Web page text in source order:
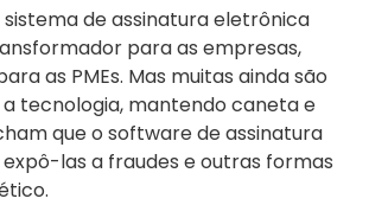
de assinatura eletrônica
para as empresas,
as PMEs. Mas muitas ainda são
tecnologia, mantendo caneta e
que o software de assinatura
las a fraudes e outras formas